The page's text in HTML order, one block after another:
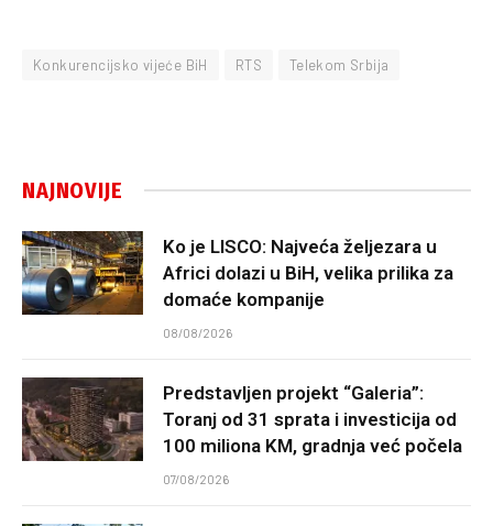
Konkurencijsko vijeće BiH RTS Telekom Srbija
NAJNOVIJE
Ko je LISCO: Najveća željezara u
Africi dolazi u BiH, velika prilika za
domaće kompanije
08/08/2026
Predstavljen projekt “Galeria”:
Toranj od 31 sprata i investicija od
100 miliona KM, gradnja već počela
07/08/2026